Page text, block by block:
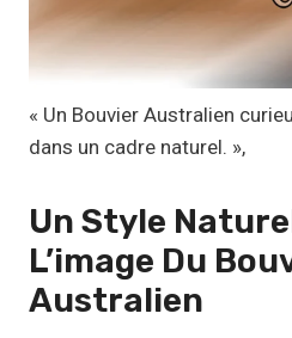
à
1
,
9
€
« Un Bouvier Australien
dans un cadre naturel. »,
Un Style
L’image Du
Australien